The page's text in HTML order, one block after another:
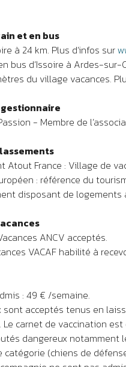
et en bus
à 24 km. Plus d’infos sur
bus d’Issoire à Ardes-sur-
du village vacances.
- Membre de
Atout France : Village de
: référence du
disposant de logements
ANCV acceptés.
VACAF habilité à
: 49 € /semaine.
sont acceptés tenus en
Le carnet de vaccination
dangereux notamment
catégorie (chiens de